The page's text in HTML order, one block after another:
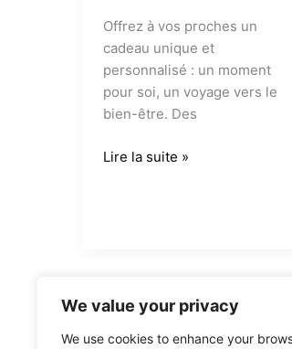
We value your privacy
We use cookies to enhance your
Offrez à vos proches un
cadeau unique et
personnalisé : un moment
pour soi, un voyage vers le
bien-être. Des
Offrez
Lire la suite »